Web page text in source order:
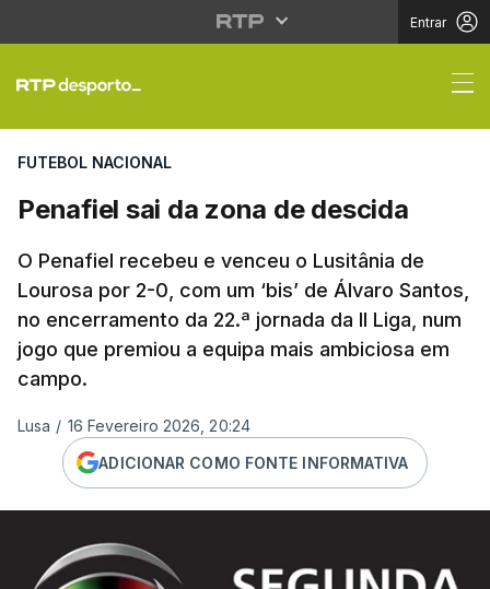
Entrar
Penafiel sai da zona
FUTEBOL NACIONAL
Penafiel sai da zona de descida
O Penafiel recebeu e venceu o Lusitânia de
Lourosa por 2-0, com um ‘bis’ de Álvaro Santos,
no encerramento da 22.ª jornada da II Liga, num
jogo que premiou a equipa mais ambiciosa em
campo.
Lusa / 16 Fevereiro 2026, 20:24
ADICIONAR COMO FONTE INFORMATIVA